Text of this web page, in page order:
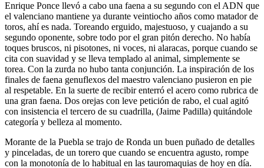
Enrique Ponce llevó a cabo una faena a su segundo con el ADN que
el valenciano mantiene ya durante veintiocho años como matador de
toros, ahí es nada. Toreando erguido, majestuoso, y cuajando a su
segundo oponente, sobre todo por el gran pitón derecho. No había
toques bruscos, ni pisotones, ni voces, ni alaracas, porque cuando se
cita con suavidad y se lleva templado al animal, simplemente se
torea. Con la zurda no hubo tanta conjunción. La inspiración de los
finales de faena genuflexos del maestro valenciano pusieron en pie
al respetable. En la suerte de recibir enterró el acero como rubrica de
una gran faena. Dos orejas con leve petición de rabo, el cual agitó
con insistencia el tercero de su cuadrilla, (Jaime Padilla) quitándole
categoría y belleza al momento.
Morante de la Puebla se trajo de Ronda un buen puñado de detalles
y pinceladas, de un torero que cuando se encuentra agusto, rompe
con la monotonía de lo habitual en las tauromaquias de hoy en día.